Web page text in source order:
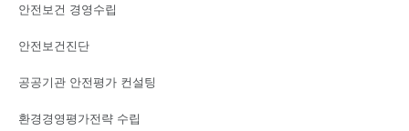
안전보건 경영수립
안전보건진단
공공기관 안전평가 컨설팅
환경경영평가전략 수립